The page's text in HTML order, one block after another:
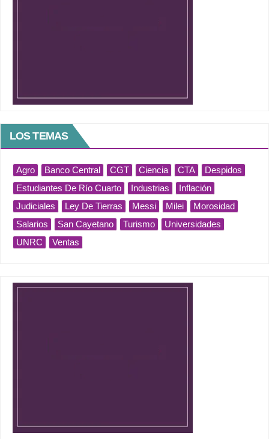
LOS TEMAS
Agro Banco Central CGT Ciencia CTA
Despidos
Estudiantes De Río Cuarto
Industrias
Inflación
Judiciales
Ley De Tierras Messi Milei
Morosidad
Salarios
San Cayetano Turismo
Universidades
UNRC
Ventas